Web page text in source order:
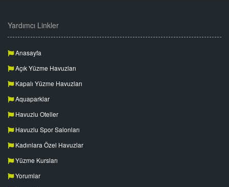
Yardımcı Linkler
Anasayfa
Açık Yüzme Havuzları
Kapalı Yüzme Havuzları
Aquaparklar
Havuzlu Oteller
Havuzlu Spor Salonları
Kadınlara Özel Havuzlar
Yüzme Kursları
Yorumlar